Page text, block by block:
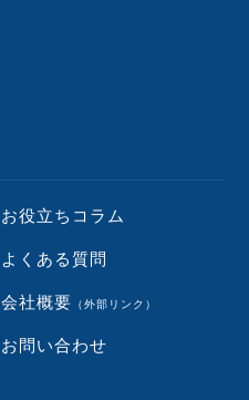
お役立ちコラム
よくある質問
会社概要 （外部リンク）
お問い合わせ